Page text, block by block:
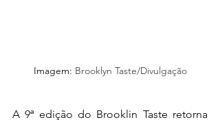
Imagem: Brooklyn Taste/Divulgação
A 9ª edição do Brooklin Taste retorna